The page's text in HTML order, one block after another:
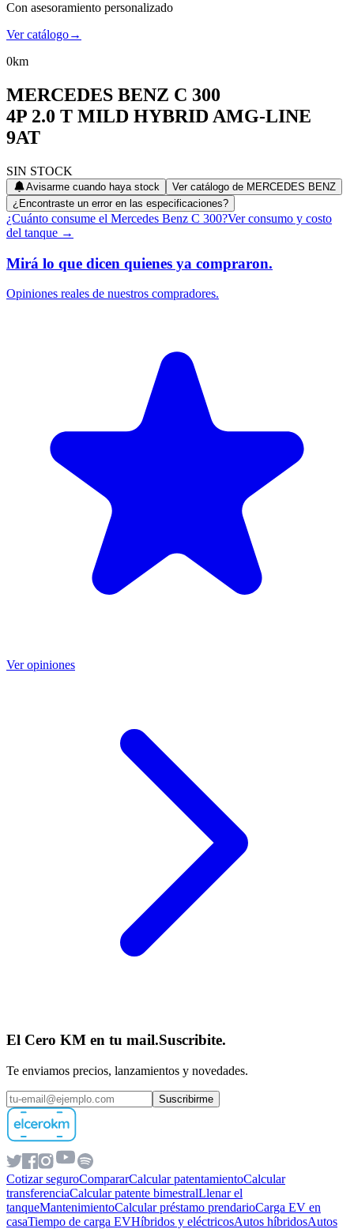
Con asesoramiento personalizado
Ver catálogo→
0km
MERCEDES BENZ C 300
4P 2.0 T MILD HYBRID AMG-LINE
9AT
SIN STOCK
Avisarme cuando haya stock Ver catálogo de MERCEDES BENZ
¿Encontraste un error en las especificaciones?
¿Cuánto consume el Mercedes Benz C 300?Ver consumo y costo
del tanque →
Mirá lo que dicen quienes ya compraron.
Opiniones reales de nuestros compradores.
Ver opiniones
El Cero KM en tu mail.Suscribite.
Te enviamos precios, lanzamientos y novedades.
Suscribirme
Cotizar seguroCompararCalcular patentamientoCalcular
transferenciaCalcular patente bimestralLlenar el
tanqueMantenimientoCalcular préstamo prendarioCarga EV en
casaTiempo de carga EVHíbridos y eléctricosAutos híbridosAutos